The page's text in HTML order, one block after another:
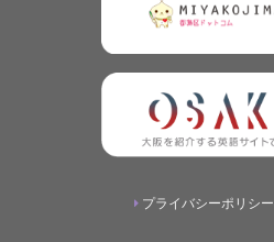
プライバシーポリシー